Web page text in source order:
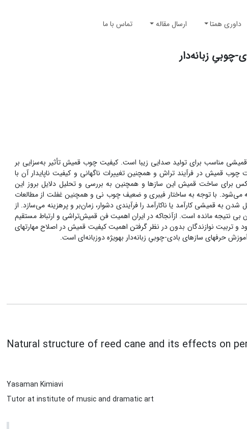
داوری همتا ارسال مقاله تماس با ما
زبانه‌دار
قمیشی مناسب برای تولید صدایی زیبا است. کیفیت چوب قمیش تأثیر به‌سزایی بر
چوب قمیش در فرآیند تراش و همچنین تغییرات ناگهانی و کیفیت ناپایدار آن با
برای ساخت قمیش این سازها و همچنین به بررسی و تحلیل دلایل بروز این
می‌شود. با توجه به ساختار فیبری و ضعیف چوب نی و همچنین غفلت از مطالعات
قمیشی کارآمد یا ناکارآمد را فرآیندی دشوار، زمان‌بر و پرهزینه می‌سازد. از
بی نتیجه مانده است. ازآنجاکه در ایران اهمیت فن قمیش‌تراشی و ارتباط مستقیم
و تربیت نوازندگان بدون در نظر گرفتن اهمیت کیفیت قمیش در اصلاح مهارت‏های
حرفه‏ای سازهای بادی-چوبیِ زبانه‌دار به‏ویژه دوزبانه‌ای است.
Natural structure of reed cane and its effects on
Yasaman Kimiavi
Tutor at institute of music and dramatic art